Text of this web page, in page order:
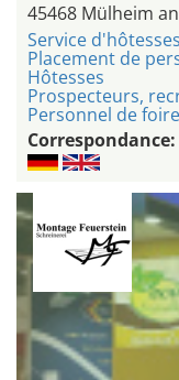
45468 Mülheim
Service d'hôtesses
Placement de
Hôtesses
Prospecteurs,
Personnel de foire
Correspondance: